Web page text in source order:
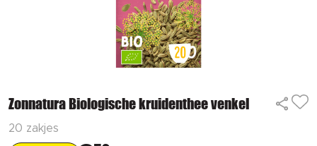
Zonnatura Biologische kruidenthee venkel
20 zakjes